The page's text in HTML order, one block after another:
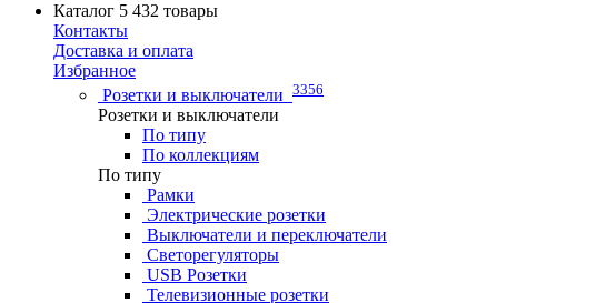
Каталог 5 432 товары
Контакты
Доставка и оплата
Избранное
Розетки и выключатели 3356
Розетки и выключатели
По типу
По коллекциям
По типу
Рамки
Электрические розетки
Выключатели и переключатели
Светорегуляторы
USB Розетки
Телевизионные розетки